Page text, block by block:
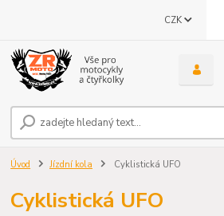
CZK
Úvod Jízdní kola Cyklistická UFO
Cyklistická UFO